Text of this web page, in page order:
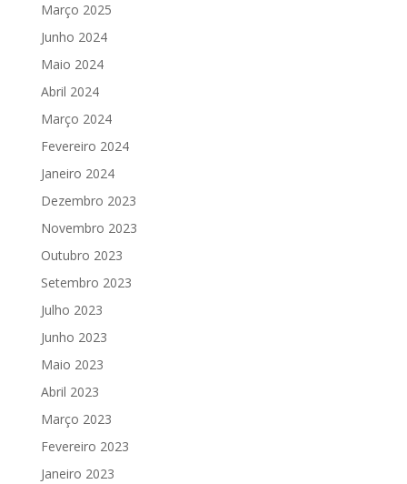
Março 2025
Junho 2024
Maio 2024
Abril 2024
Março 2024
Fevereiro 2024
Janeiro 2024
Dezembro 2023
Novembro 2023
Outubro 2023
Setembro 2023
Julho 2023
Junho 2023
Maio 2023
Abril 2023
Março 2023
Fevereiro 2023
Janeiro 2023